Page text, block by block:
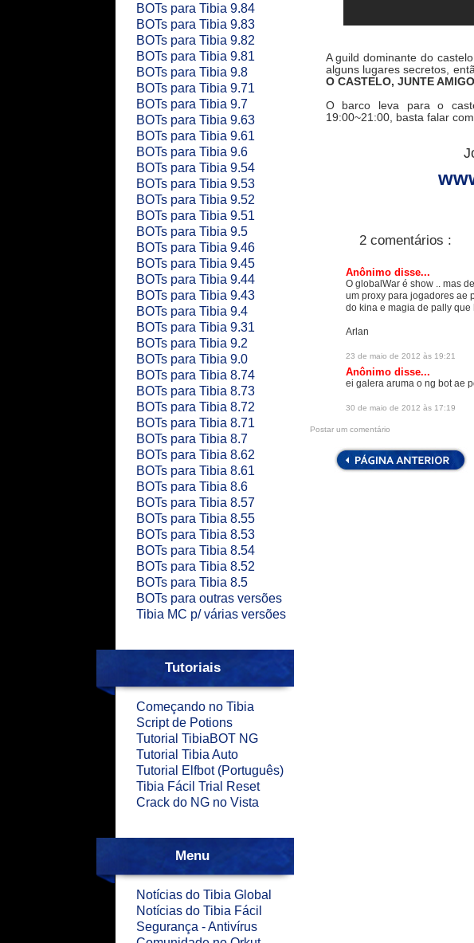
BOTs para Tibia 9.84
BOTs para Tibia 9.83
BOTs para Tibia 9.82
BOTs para Tibia 9.81
BOTs para Tibia 9.8
BOTs para Tibia 9.71
BOTs para Tibia 9.7
BOTs para Tibia 9.63
BOTs para Tibia 9.61
BOTs para Tibia 9.6
BOTs para Tibia 9.54
BOTs para Tibia 9.53
BOTs para Tibia 9.52
BOTs para Tibia 9.51
BOTs para Tibia 9.5
BOTs para Tibia 9.46
BOTs para Tibia 9.45
BOTs para Tibia 9.44
BOTs para Tibia 9.43
BOTs para Tibia 9.4
BOTs para Tibia 9.31
BOTs para Tibia 9.2
BOTs para Tibia 9.0
BOTs para Tibia 8.74
BOTs para Tibia 8.73
BOTs para Tibia 8.72
BOTs para Tibia 8.71
BOTs para Tibia 8.7
BOTs para Tibia 8.62
BOTs para Tibia 8.61
BOTs para Tibia 8.6
BOTs para Tibia 8.57
BOTs para Tibia 8.55
BOTs para Tibia 8.53
BOTs para Tibia 8.54
BOTs para Tibia 8.52
BOTs para Tibia 8.5
BOTs para outras versões
Tibia MC p/ várias versões
Tutoriais
Começando no Tibia
Script de Potions
Tutorial TibiaBOT NG
Tutorial Tibia Auto
Tutorial Elfbot (Português)
Tibia Fácil Trial Reset
Crack do NG no Vista
Menu
Notícias do Tibia Global
Notícias do Tibia Fácil
Segurança - Antivírus
A guild dominante do
alguns lugares secretos,
O CASTELO, JUNTE
O barco leva para o
19:00~21:00, basta falar
2 comentários :
Anônimo disse...
O globalWar é show .. mas
um proxy para jogadores ae
do kina e magia de pally
Arlan
23 de maio de 2012 às 19:21
Anônimo disse...
ei galera aruma o ng bot ae
30 de maio de 2012 às 17:19
Postar um comentário